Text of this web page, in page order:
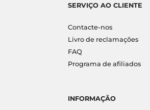
SERVIÇO AO CLIENTE
Contacte-nos
Livro de reclamações
FAQ
Programa de afiliados
INFORMAÇÃO